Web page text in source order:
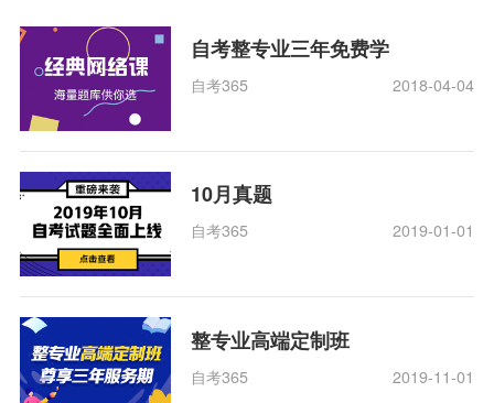
自考整专业三年免费学
自考365 2018-04-04
10月真题
自考365 2019-01-01
整专业高端定制班
自考365 2019-11-01